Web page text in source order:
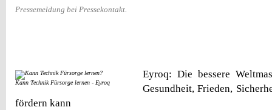
Pressemeldung bei Pressekontakt.
Kann Technik Fürsorge lernen - Eyroq
Eyroq: Die bessere
Gesundheit, Frieden,
fördern kann